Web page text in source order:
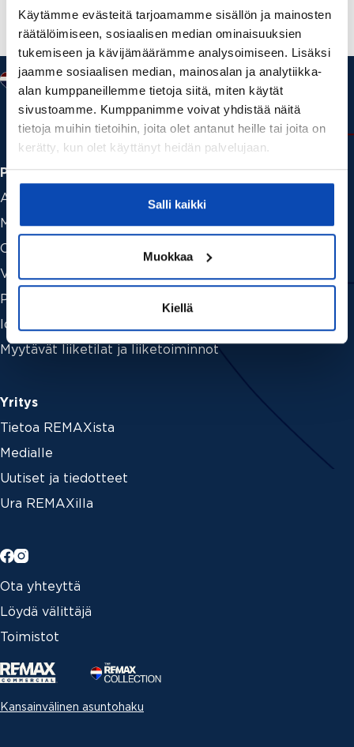
Käytämme evästeitä tarjoamamme sisällön ja mainosten
räätälöimiseen, sosiaalisen median ominaisuuksien
tukemiseen ja kävijämäärämme analysoimiseen. Lisäksi
jaamme sosiaalisen median, mainosalan ja analytiikka-
alan kumppaneillemme tietoja siitä, miten käytät
sivustoamme. Kumppanimme voivat yhdistää näitä
tietoja muihin tietoihin, joita olet antanut heille tai joita on
kerätty, kun olet käyttänyt heidän palvelujaan.
Salli kaikki
Muokkaa
Kiellä
–
Välittäjästä
menestyväksi
yrittäjäksi
Palvelut
Asuntohaku
Myymässä
Ostamassa
Vuokraamassa
Palveluhinnasto
Ideat ja vinkit
Myytävät liiketilat ja liiketoiminnot
Yritys
Tietoa REMAXista
Medialle
Uutiset ja tiedotteet
Ura REMAXilla
Ota yhteyttä
Löydä välittäjä
Toimistot
Kansainvälinen asuntohaku